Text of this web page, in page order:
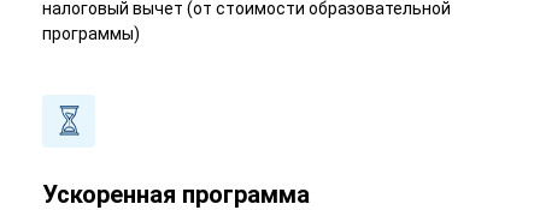
налоговый вычет (от стоимости образовательной
программы)
Ускоренная программа